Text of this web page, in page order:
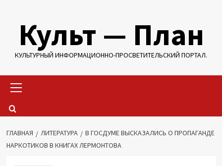
содержимому
Культ — План
КУЛЬТУРНЫЙ ИНФОРМАЦИОННО-ПРОСВЕТИТЕЛЬСКИЙ ПОРТАЛ.
меню
ГЛАВНАЯ ЛИТЕРАТУРА
В ГОСДУМЕ ВЫСКАЗАЛИСЬ О ПРОПАГАНДЕ
НАРКОТИКОВ В КНИГАХ ЛЕРМОНТОВА